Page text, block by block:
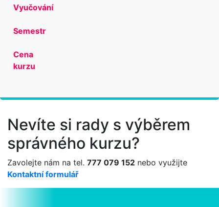
Vyučování
Semestr
Cena
kurzu
Nevíte si rady s výběrem
správného kurzu?
Zavolejte nám na tel. 777 079 152 nebo využijte
Kontaktní formulář